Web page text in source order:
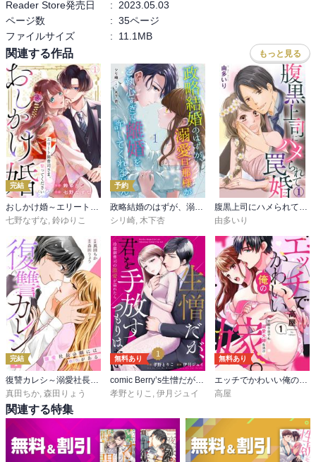
Reader Store発売日
:
2023.05.03
ページ数
: 35ページ
ファイルサイズ
: 11.1MB
関連する作品 もっと見る
完結
おしかけ婚～エリート御曹司さま、娶ってください～
七野なずな, 鈴ゆりこ
予約
政略結婚のはずが、溺愛旦那様がご執心すぎて離婚を許してくれません【分冊版】
シリ崎, 木下杏
腹黒上司にハメられて罠婚
由多いり
完結
真田ちか 森田りょう
無料あり
孝野とりこ
伊月ジュイ
無料あり
高屋
関連する特集